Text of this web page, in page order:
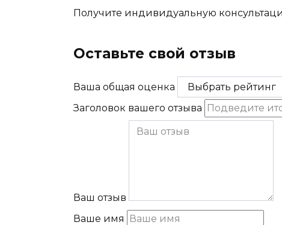
Получите индивидуальную
Оставьте свой отзыв
Ваша общая оценка
Заголовок вашего отзыва
Ваш отзыв
Ваше имя